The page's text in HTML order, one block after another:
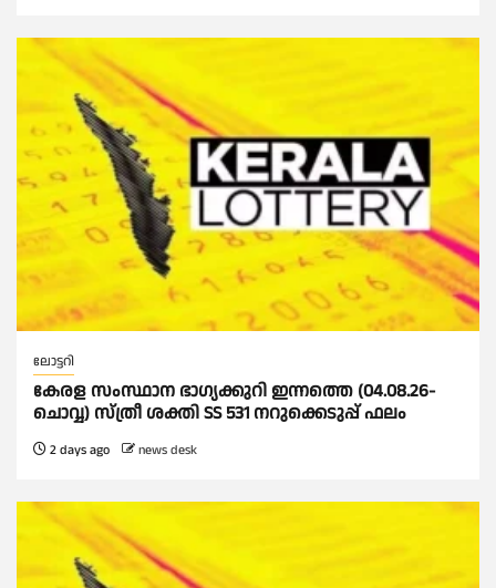
ലോട്ടറി
കേരള സംസ്ഥാന ഭാഗ്യക്കുറി ഇന്നത്തെ (04.08.26-
ചൊവ്വ) സ്ത്രീ ശക്തി SS 531 നറുക്കെടുപ്പ് ഫലം
2 days ago news desk